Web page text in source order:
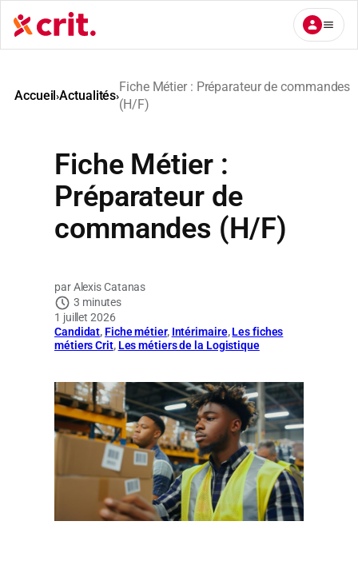
Aller
au
contenu
Accueil›Actualités›
Fiche Métier : Préparateur de commandes
(H/F)
Fiche Métier :
Préparateur de
commandes (H/F)
Alexis Catanas
3 minutes
1 juillet 2026
Candidat, Fiche métier, Intérimaire, Les fiches
métiers Crit, Les métiers de la Logistique